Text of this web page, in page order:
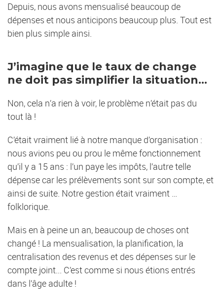
Depuis, nous avons mensualisé beaucoup de
dépenses et nous anticipons beaucoup plus. Tout est
bien plus simple ainsi.
J’imagine que le taux de change
ne doit pas simplifier la situation...
Non, cela n’a rien à voir, le problème n’était pas du
tout là !
C’était vraiment lié à notre manque d’organisation :
nous avions peu ou prou le même fonctionnement
qu’il y a 15 ans : l’un paye les impôts, l’autre telle
dépense car les prélèvements sont sur son compte, et
ainsi de suite. Notre gestion était vraiment …
folklorique.
Mais en à peine un an, beaucoup de choses ont
changé ! La mensualisation, la planification, la
centralisation des revenus et des dépenses sur le
compte joint... C’est comme si nous étions entrés
dans l’âge adulte !